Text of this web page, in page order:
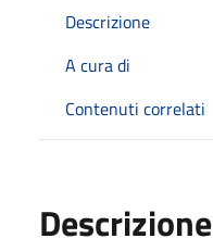
Descrizione
A cura di
Contenuti correlati
Descrizione